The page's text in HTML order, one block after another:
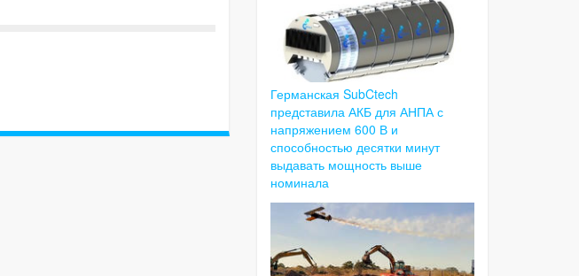
Германская SubCtech
представила АКБ для АНПА с
напряжением 600 В и
способностью десятки минут
выдавать мощность выше
номинала